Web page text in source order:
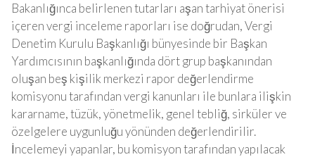
Bakanlığınca belirlenen tutarları aşan tarhiyat önerisi
içeren vergi inceleme raporları ise doğrudan, Vergi
Denetim Kurulu Başkanlığı bünyesinde bir Başkan
Yardımcısının başkanlığında dört grup başkanından
oluşan beş kişilik merkezi rapor değerlendirme
komisyonu tarafından vergi kanunları ile bunlara ilişkin
kararname, tüzük, yönetmelik, genel tebliğ, sirküler ve
özelgelere uygunluğu yönünden değerlendirilir.
İncelemeyi yapanlar, bu komisyon tarafından yapılacak